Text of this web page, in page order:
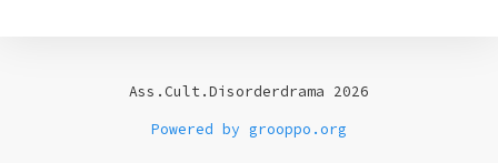
Ass.Cult.Disorderdrama 2026
Powered by grooppo.org